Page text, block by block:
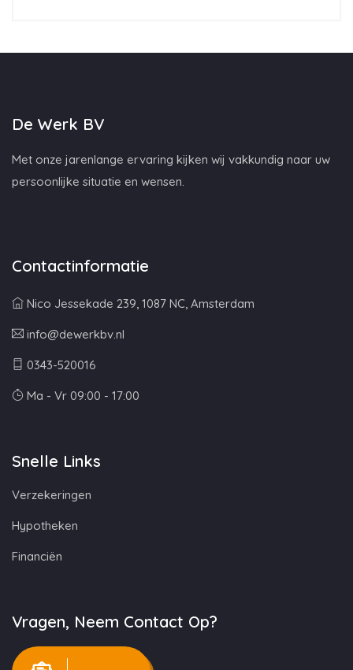
De Werk BV
Met onze jarenlange ervaring kijken wij vakkundig naar uw
persoonlijke situatie en wensen.
Contactinformatie
Nico Jessekade 239, 1087 NC, Amsterdam
info@dewerkbv.nl
0343-520016
Ma - Vr 09:00 - 17:00
Snelle Links
Verzekeringen
Hypotheken
Financiën
Vragen, Neem Contact Op?